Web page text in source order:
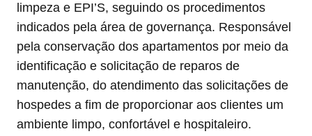
limpeza e EPI’S, seguindo os procedimentos
indicados pela área de governança. Responsável
pela conservação dos apartamentos por meio da
identificação e solicitação de reparos de
manutenção, do atendimento das solicitações de
hospedes a fim de proporcionar aos clientes um
ambiente limpo, confortável e hospitaleiro.